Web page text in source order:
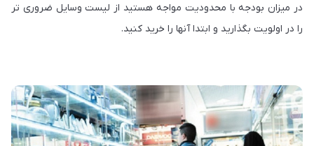
در میزان بودجه با محدودیت مواجه هستید از لیست وسایل ضروری تر
را در اولویت بگذارید و ابتدا آنها را خرید کنید.